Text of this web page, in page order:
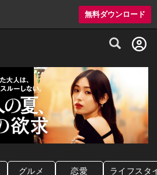
無料ダウンロード
グルメ情報・プレミアムレストラン予約
グルメ 恋愛 ライフスタ